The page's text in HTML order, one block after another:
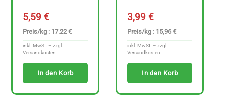
5,59€
Preis/kg : 17.22 €
inkl. MwSt. – zzgl.
Versandkosten
In den Korb
3,99€
Preis/kg : 15,96 €
inkl. MwSt. – zzgl.
Versandkosten
In den Korb